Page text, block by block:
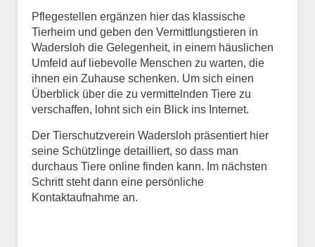
Pflegestellen ergänzen hier das klassische
Tierheim und geben den Vermittlungstieren in
Wadersloh die Gelegenheit, in einem häuslichen
Umfeld auf liebevolle Menschen zu warten, die
ihnen ein Zuhause schenken. Um sich einen
Überblick über die zu vermittelnden Tiere zu
verschaffen, lohnt sich ein Blick ins Internet.
Der Tierschutzverein Wadersloh präsentiert hier
seine Schützlinge detailliert, so dass man
durchaus Tiere online finden kann. Im nächsten
Schritt steht dann eine persönliche
Kontaktaufnahme an.